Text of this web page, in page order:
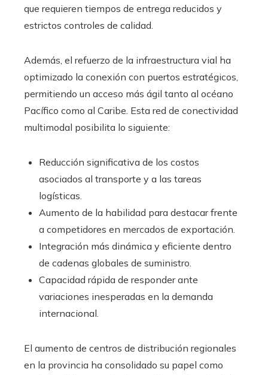
que requieren tiempos de entrega reducidos y
estrictos controles de calidad.
Además, el refuerzo de la infraestructura vial ha
optimizado la conexión con puertos estratégicos,
permitiendo un acceso más ágil tanto al océano
Pacífico como al Caribe. Esta red de conectividad
multimodal posibilita lo siguiente:
Reducción significativa de los costos
asociados al transporte y a las tareas
logísticas.
Aumento de la habilidad para destacar frente
a competidores en mercados de exportación.
Integración más dinámica y eficiente dentro
de cadenas globales de suministro.
Capacidad rápida de responder ante
variaciones inesperadas en la demanda
internacional.
El aumento de centros de distribución regionales
en la provincia ha consolidado su papel como